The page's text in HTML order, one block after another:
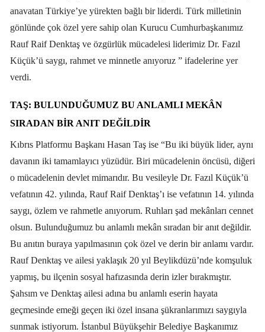
anavatan Türkiye’ye yürekten bağlı bir liderdi. Türk milletinin
gönlünde çok özel yere sahip olan Kurucu Cumhurbaşkanımız
Rauf Raif Denktaş ve özgürlük mücadelesi liderimiz Dr. Fazıl
Küçük’ü saygı, rahmet ve minnetle anıyoruz ” ifadelerine yer
verdi.
TAŞ: BULUNDUĞUMUZ BU ANLAMLI MEKÂN
SIRADAN BIR ANIT DEĞILDIR
Kıbrıs Platformu Başkanı Hasan Taş ise “Bu iki büyük lider, aynı
davanın iki tamamlayıcı yüzüdür. Biri mücadelenin öncüsü, diğeri
o mücadelenin devlet mimarıdır. Bu vesileyle Dr. Fazıl Küçük’ü
vefatının 42. yılında, Rauf Raif Denktaş’ı ise vefatının 14. yılında
saygı, özlem ve rahmetle anıyorum. Ruhları şad mekânları cennet
olsun. Bulunduğumuz bu anlamlı mekân sıradan bir anıt değildir.
Bu anıtın buraya yapılmasının çok özel ve derin bir anlamı vardır.
Rauf Denktaş ve ailesi yaklaşık 20 yıl Beylikdüzü’nde komşuluk
yapmış, bu ilçenin sosyal hafızasında derin izler bırakmıştır.
Şahsım ve Denktaş ailesi adına bu anlamlı eserin hayata
geçmesinde emeği geçen iki özel insana şükranlarımızı saygıyla
sunmak istiyorum. İstanbul Büyükşehir Belediye Başkanımız